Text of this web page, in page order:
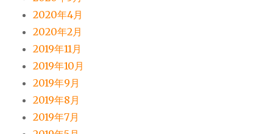
2020年4月
2020年2月
2019年11月
2019年10月
2019年9月
2019年8月
2019年7月